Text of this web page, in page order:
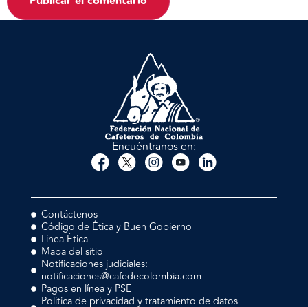
Encuéntranos en:
Contáctenos
Código de Ética y Buen Gobierno
Línea Ética
Mapa del sitio
Notificaciones judiciales:
notificaciones@cafedecolombia.com
Pagos en línea y PSE
Política de privacidad y tratamiento de datos